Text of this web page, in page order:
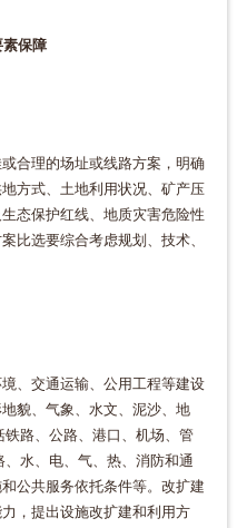
素保障
合理的场址或线路方案，明确
方式、土地利用状况、矿产压
态保护红线、地质灾害危险性
比选要综合考虑规划、技术、
、交通运输、公用工程等建设
貌、气象、水文、泥沙、地
路、公路、港口、机场、管
水、电、气、热、消防和通
公共服务依托条件等。改扩建
，提出设施改扩建和利用方